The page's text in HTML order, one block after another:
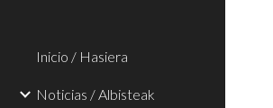
Inicio / Hasiera
Noticias / Albisteak